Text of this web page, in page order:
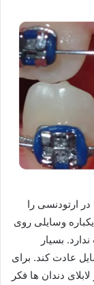
ارتودنسی را
وسایلی روی
بسیار
عادت کند. برای
دندان ها فکر